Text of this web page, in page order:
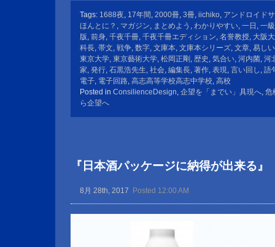
Tags: 1688夜, 17年間 , 2000冊, 3冊, iichiko, アンドロイド
ほんとに？ , マガジン, まとめよう , わかりやすい, 一日 , 一
版, 前身, 千夜千冊, 千夜千冊エディション, 名誉教授, 大阪
科長, 帯文, 戦争, 数字, 文庫本, 文庫本シリーズ, 文章, 易しい
東京大学, 東京藝術大学, 松岡正剛 , 歴史 , 気合い, 河内菌, 河
家, 発行, 石黒浩先生, 社会, 編集長, 著作, 表現, 言い回し , 語
電子, 電子回路, 高志高等学校高志中学校, 高校
Posted in ConsilienceDesign, 企望を「までい」具現へ, 危
ら企望へ
『日本酒パッケージに納得が出来る』
8月 28th, 2017 Posted 12:00 AM